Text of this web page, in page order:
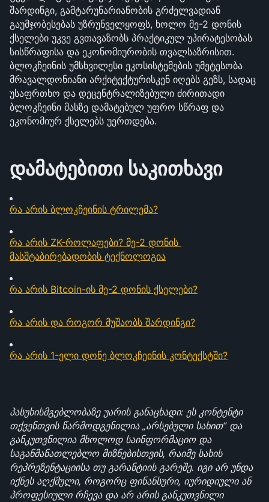
შარდინგი, გამტარუნარიანობის გრძელვადიან
გაუმჯობესებას უზრუნველყოფს, ხოლო მე-2 დონის
ქსელები უკვე გვთავაზობს პრაქტიკულ უპირატესობას
სისწრაფისა და ეკონომიურობის თვალსაზრისით.
ბლოკჩეინის უმსხვილესი ეკოსისტემების უმეტესობა
მრავალდონიანი არქიტექტურისკენ იღებს გეზს, სადაც
უსაფრთხო და დეცენტრალიზებული ძირითადი
ბლოკჩეინი მასზე დამატებულ უფრო სწრაფ და
ეკონომიურ ქსელებს უერთდება.
დამატებითი საკითხავი
რა არის ბლოკჩეინის ტრილემა?
რა არის ZK-როლაფები? მე-2 დონის
მასშტაბირებადობის ტექნოლოგია
რა არის Bitcoin-ის მე-2 დონის ქსელები?
რა არის და როგორ მუშაობს შარდინგი?
რა არის 1-ელი დონე ბლოკჩეინის კონტექსტში?
პასუხისმგებლობაზე უარის განაცხადი: ეს კონტენტი
თქვენთვის წარმოდგენილია „არსებული სახით“ და
განკუთვნილია მხოლოდ საინფორმაციო და
საგანმანათლებლო მიზნებისთვის, რაიმე სახის
რეპრეზენტაციისა თუ გარანტიის გარეშე. იგი არ უნდა
იქნეს აღქმული, როგორც ფინანსური, იურიდიული ან
პროფესიული რჩევა და არ არის განკუთვნილი